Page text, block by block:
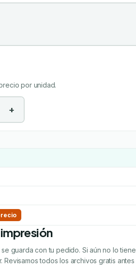
por unidad.
+
guarda con tu pedido. Si aún no lo
Revisamos todos los archivos gratis antes